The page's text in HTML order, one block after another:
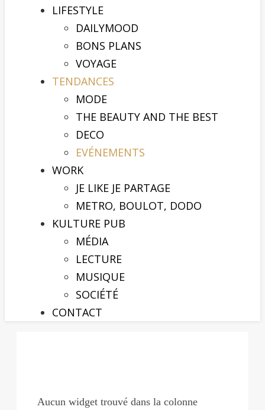
LIFESTYLE
DAILYMOOD
BONS PLANS
VOYAGE
TENDANCES
MODE
THE BEAUTY AND THE BEST
DECO
EVÉNEMENTS
WORK
JE LIKE JE PARTAGE
METRO, BOULOT, DODO
KULTURE PUB
MÉDIA
LECTURE
MUSIQUE
SOCIÉTÉ
CONTACT
Aucun widget trouvé dans la colonne